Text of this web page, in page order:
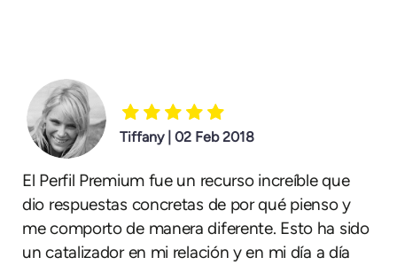
Tiffany | 02 Feb 2018
El Perfil Premium fue un recurso increíble que
dio respuestas concretas de por qué pienso y
me comporto de manera diferente. Esto ha sido
un catalizador en mi relación y en mi día a día